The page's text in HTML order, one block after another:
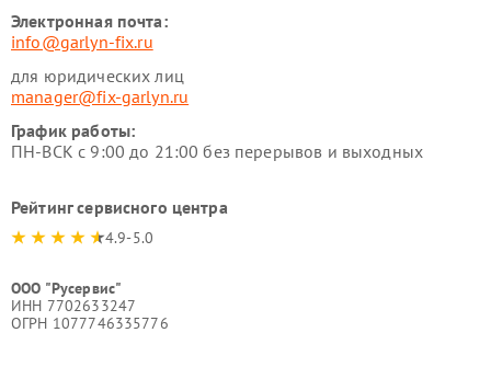
Электронная почта:
info@garlyn-fix.ru
для юридических лиц
manager@fix-garlyn.ru
График работы:
ПН-ВСК с 9:00 до 21:00 без перерывов и выходных
Рейтинг сервисного центра
4.9-5.0
ООО "Русервис"
ИНН 7702633247
ОГРН 1077746335776